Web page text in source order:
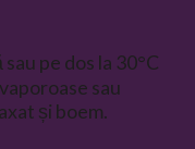
pe dos la 30°C
sau
și boem.